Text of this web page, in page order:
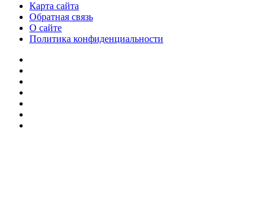
Карта сайта
Обратная связь
О сайте
Политика конфиденциальности